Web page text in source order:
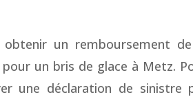
un remboursement
un bris de glace à Metz.
une déclaration de sinistre